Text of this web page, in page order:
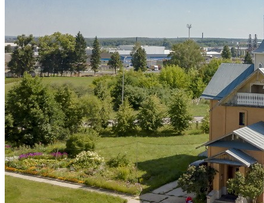
ВОСКРЕСНАЯ ШКОЛА
ИСКАТЬ:
Искать: Искать: